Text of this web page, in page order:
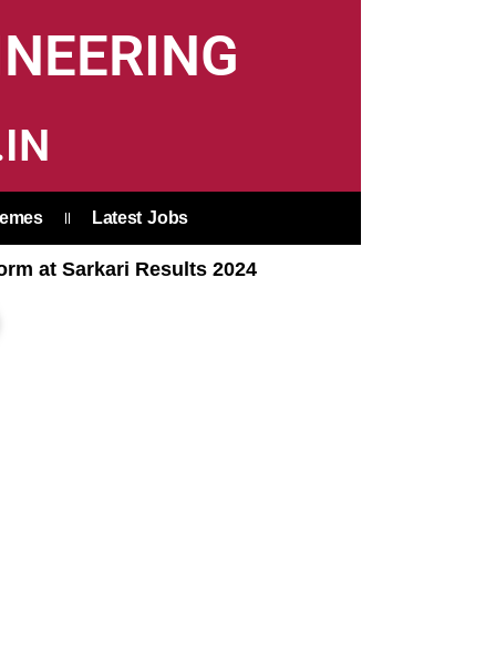
Latest Jobs
at Sarkari Results 2024